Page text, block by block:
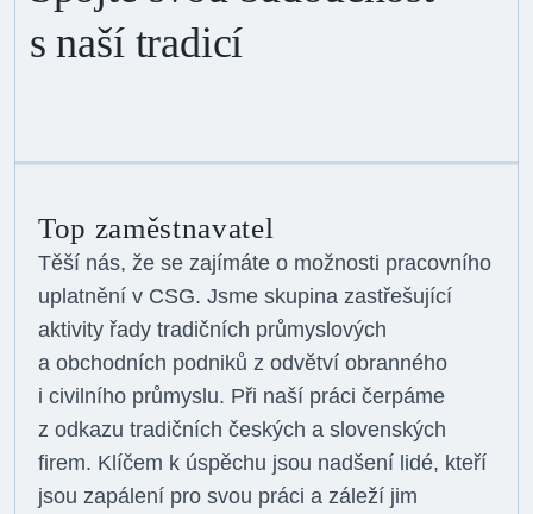
s naší tradicí
Top zaměstnavatel
Těší nás, že se zajímáte o možnosti pracovního
uplatnění v CSG. Jsme skupina zastřešující
aktivity řady tradičních průmyslových
a obchodních podniků z odvětví obranného
i civilního průmyslu. Při naší práci čerpáme
z odkazu tradičních českých a slovenských
firem. Klíčem k úspěchu jsou nadšení lidé, kteří
jsou zapálení pro svou práci a záleží jim